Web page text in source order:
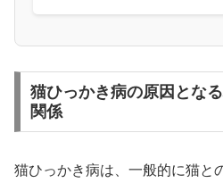
猫ひっかき病の原因とな
関係
猫ひっかき病は、一般的に猫と